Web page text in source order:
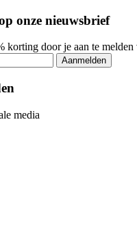
onze nieuwsbrief
korting door je aan te
Aanmelden
media